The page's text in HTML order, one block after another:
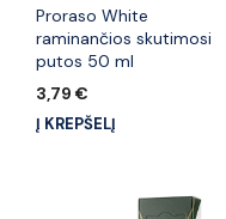
Proraso White
raminančios skutimosi
putos 50 ml
3,79 €
Į KREPŠELĮ